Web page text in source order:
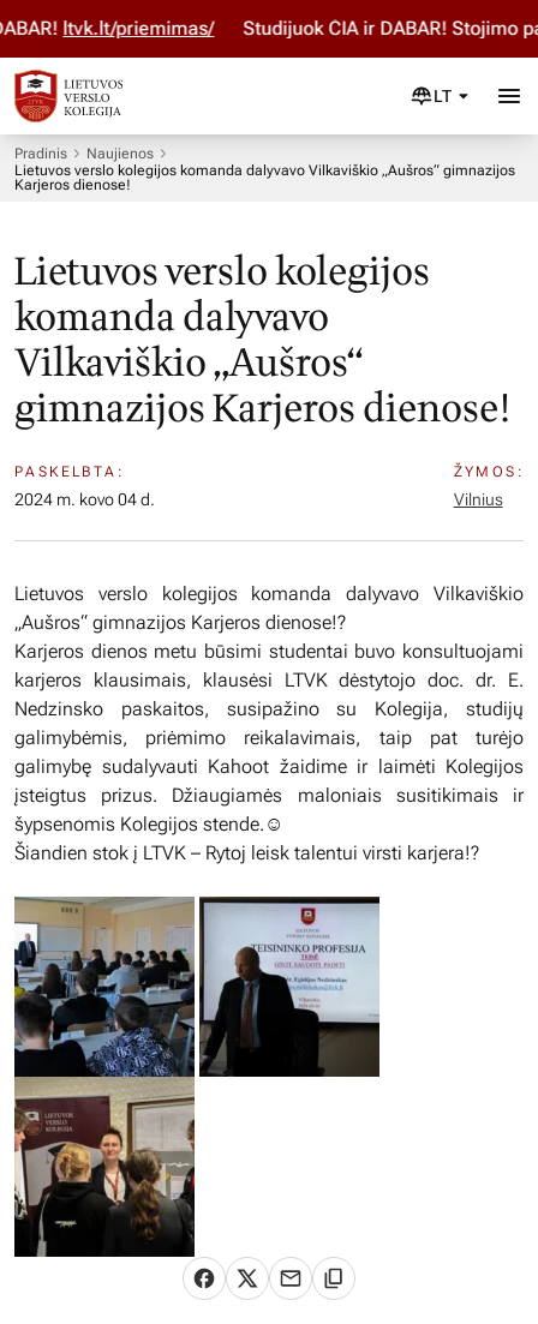
ltvk.lt/priemimas/ Studijuok ČIA ir DABAR! Stojimo
LT
Pradinis
Naujienos
Lietuvos verslo kolegijos komanda dalyvavo Vilkaviškio „Aušros“ gimnazijos
Karjeros dienose!
Lietuvos verslo kolegijos
komanda dalyvavo
Vilkaviškio „Aušros“
gimnazijos Karjeros dienose!
PASKELBTA:
2024 m. kovo 04 d.
ŽYMOS:
Vilnius
Lietuvos verslo kolegijos komanda dalyvavo Vilkaviškio
„Aušros“ gimnazijos Karjeros dienose!?
Karjeros dienos metu būsimi studentai buvo konsultuojami
karjeros klausimais, klausėsi LTVK dėstytojo doc. dr. E.
Nedzinsko paskaitos, susipažino su Kolegija, studijų
galimybėmis, priėmimo reikalavimais, taip pat turėjo
galimybę sudalyvauti Kahoot žaidime ir laimėti Kolegijos
įsteigtus prizus. Džiaugiamės maloniais susitikimais ir
šypsenomis Kolegijos stende.☺️
Šiandien stok į LTVK – Rytoj leisk talentui virsti karjera!?